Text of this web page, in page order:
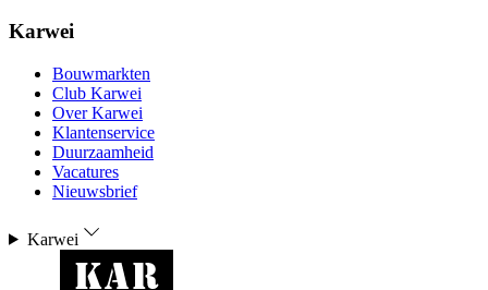
Karwei
Bouwmarkten
Club Karwei
Over Karwei
Klantenservice
Duurzaamheid
Vacatures
Nieuwsbrief
Karwei